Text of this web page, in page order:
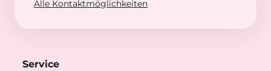
Alle Kontaktmöglichkeiten
Service